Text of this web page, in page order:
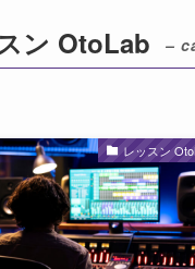
ン OtoLab –
レッスン